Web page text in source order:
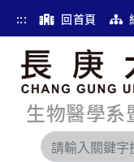
::: 回首頁
生物醫學系